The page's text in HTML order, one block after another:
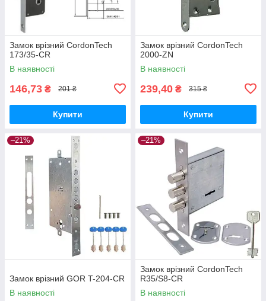
Замок врізний CordonTech
173/35-CR
В наявності
146,73 ₴ 201 ₴
Купити
Замок врізний CordonTech
2000-ZN
В наявності
239,40 ₴ 315 ₴
Купити
–21%
Замок врізний GOR T-204-CR
В наявності
–21%
Замок врізний CordonTech
R35/S8-CR
В наявності